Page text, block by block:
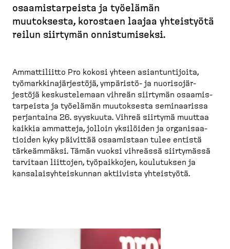
u
p
o
u
osaamis­tar­peista ja työelämän
muutoksesta, korostaen laajaa yhteistyötä
reilun siirtymän onnistu­miseksi.
Ammatti­liitto Pro kokosi yhteen asiantun­tijoita,
työmark­ki­na­jär­jestöjä, ympäristö-​ ja nuoriso­jär­
jestöjä keskus­te­lemaan vihreän siirtymän osaamis­
tar­peista ja työelämän muutoksesta seminaarissa
perjantaina 26. syyskuuta. Vihreä siirtymä muuttaa
kaikkia ammatteja, jolloin yksilöiden ja organi­saa­
tioiden kyky päivittää osaamistaan tulee entistä
tärkeämmäksi. Tämän vuoksi vihreässä siirtymässä
tarvitaan liittojen, työpaikkojen, koulutuksen ja
kansalai­syh­teis­kunnan aktiivista yhteistyötä.